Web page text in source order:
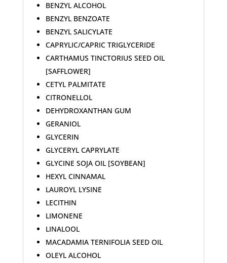
BENZYL ALCOHOL
BENZYL BENZOATE
BENZYL SALICYLATE
CAPRYLIC/CAPRIC TRIGLYCERIDE
CARTHAMUS TINCTORIUS SEED OIL
[SAFFLOWER]
CETYL PALMITATE
CITRONELLOL
DEHYDROXANTHAN GUM
GERANIOL
GLYCERIN
GLYCERYL CAPRYLATE
GLYCINE SOJA OIL [SOYBEAN]
HEXYL CINNAMAL
LAUROYL LYSINE
LECITHIN
LIMONENE
LINALOOL
MACADAMIA TERNIFOLIA SEED OIL
OLEYL ALCOHOL